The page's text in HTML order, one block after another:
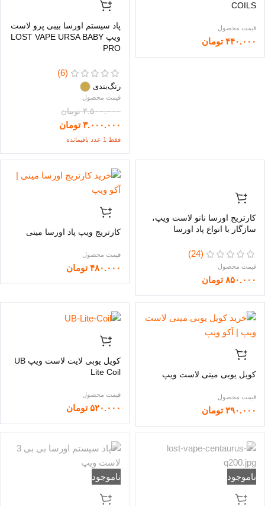
COILS
۴۴۰.۰۰۰ تومان
پاد سیستم اورسا بیبی پرو لاست
ویپ LOST VAPE URSA BABY
PRO
(6)
رنگ‌بندی
۳.۵۰۰.۰۰۰ تومان
۳.۰۰۰.۰۰۰ تومان
فقط 1 عدد باقیمانده
کارتریج اورسا نانو لاست ویپ،
سازگار با انواع پاد اورسا
(24)
۸۵۰.۰۰۰ تومان
کارتریج ویپ پاد اورسا مینی
۴۸۰.۰۰۰ تومان
کویل یوبی مینی لاست ویپ
۳۹۰.۰۰۰ تومان
کویل یوبی لایت لاست ویپ UB
Lite Coil
۵۲۰.۰۰۰ تومان
ناموجود ناموجود